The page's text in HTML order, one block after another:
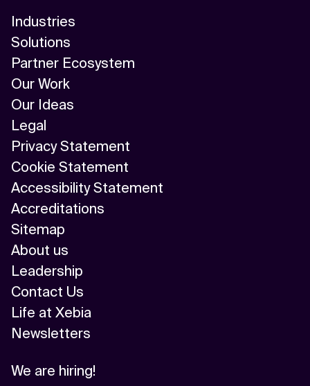
Industries
Solutions
Partner Ecosystem
Our Work
Our Ideas
Legal
Privacy Statement
Cookie Statement
Accessibility Statement
Accreditations
Sitemap
About us
Leadership
Contact Us
Life at Xebia
Newsletters
We are hiring!